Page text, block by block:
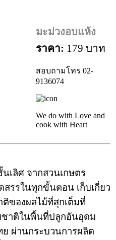
มะม่วงอบแห้ง
ราคา: 179 บาท
สอบถามโทร 02-
9136074
We do with Love and
cook with Heart
เลิศ จากสวนเกษตร
รรในทุกขั้นตอน เก็บเกี่ยว
ของผลไม้ที่สุกเต็มที่
ชาติในพื้นที่ปลูกอันอุดม
ผ่านกระบวนการผลิต